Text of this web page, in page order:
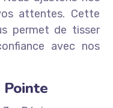
attentes. Cette
permet de tisser
avec nos
Pointe